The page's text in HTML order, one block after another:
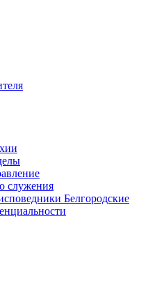
служения
Белгородские